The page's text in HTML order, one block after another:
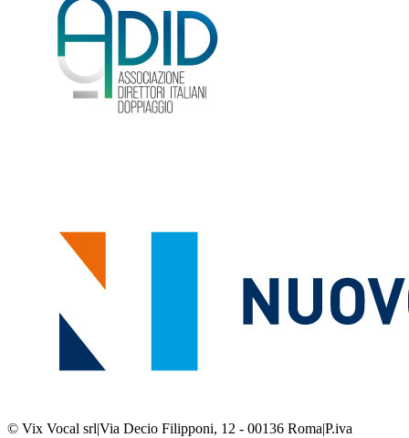
© Vix Vocal srl|Via Decio Filipponi, 12 - 00136 Roma|P.iva